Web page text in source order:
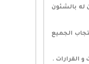
له بالشئون
الجميع
و القرارات .